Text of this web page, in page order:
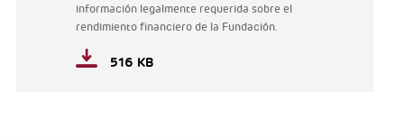
información legalmente requerida sobre el
rendimiento financiero de la Fundación.
516 KB